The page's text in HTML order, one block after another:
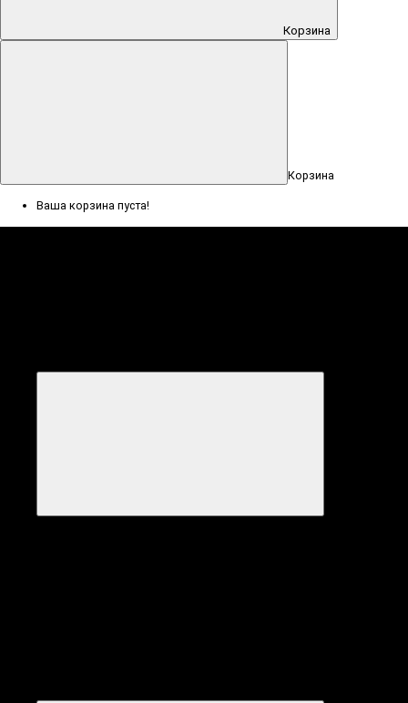
Корзина
Корзина
Ваша корзина пуста!